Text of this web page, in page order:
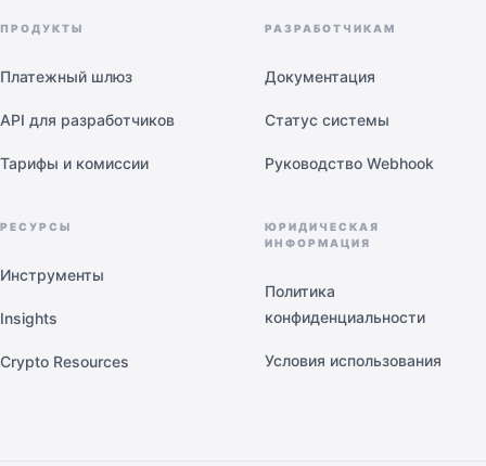
ПРОДУКТЫ
Платежный шлюз
API для разработчиков
Тарифы и комиссии
РАЗРАБОТЧИКАМ
Документация
Статус системы
Руководство Webhook
РЕСУРСЫ
Инструменты
Insights
Crypto Resources
ЮРИДИЧЕСКАЯ
ИНФОРМАЦИЯ
Политика
конфиденциальности
Условия использования